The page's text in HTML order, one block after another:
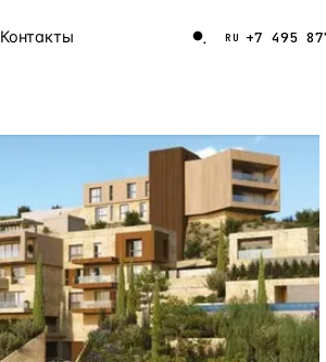
Контакты RU +7 495
Россия Испания
Греция